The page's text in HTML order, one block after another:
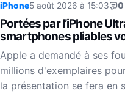
iPhone5 août 2026 à 15:03 0
Portées par l’iPhone
smartphones pliables
Apple a demandé à ses
millions d'exemplaires
la présentation se fera en